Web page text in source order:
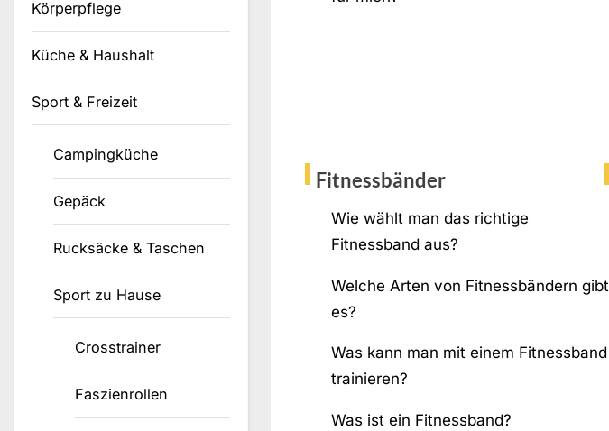
Fitnessbänder
Wie wählt man das richtige
Fitnessband aus?
Welche Arten von Fitnessbändern gibt
es?
Was kann man mit einem Fitnessband
trainieren?
Was ist ein Fitnessband?
Körperpflege
Küche & Haushalt
Sport & Freizeit
Campingküche
Gepäck
Rucksäcke & Taschen
Sport zu Hause
Crosstrainer
Faszienrollen